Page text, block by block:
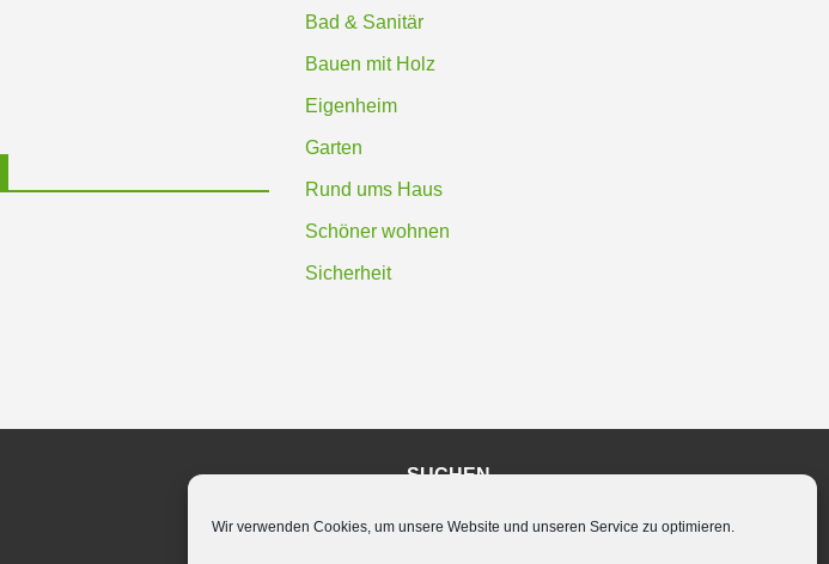
Wir verwenden Cookies, um unsere Website und unseren Service zu optimieren.
Bad & Sanitär
Bauen mit Holz
Eigenheim
Garten
Rund ums Haus
Schöner wohnen
Sicherheit
SUCHEN